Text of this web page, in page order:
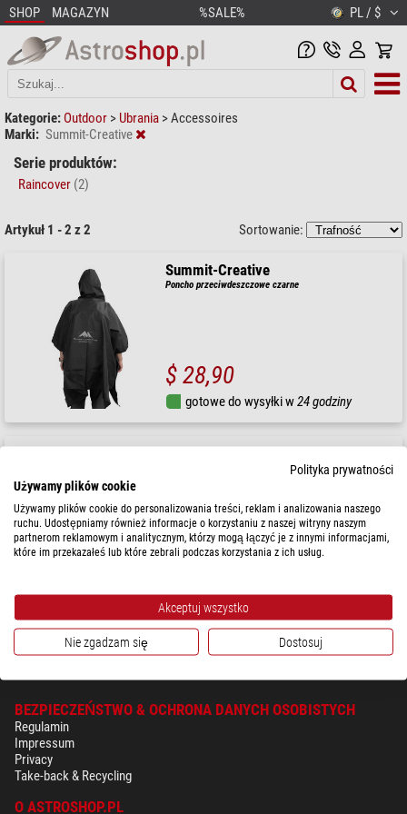
SHOP MAGAZYN %SALE% PL / $
Kategorie: Outdoor > Ubrania >Accessoires
Marki: Summit-Creative
Serie produktów:
Raincover (2)
Artykuł 1 - 2 z 2 Sortowanie:
Summit-Creative
Poncho przeciwdeszczowe czarne
$ 28,90
gotowe do wysyłki w24 godziny
Poncho przeciwdeszczowe pomarańczowe
$ 28,90
BEZPIECZEŃSTWO & OCHRONA DANYCH OSOBISTYCH
Regulamin
Impressum
Privacy
Take-back & Recycling
O ASTROSHOP.PL
Polityka prywatności
Używamy plików cookie
Używamy plików cookie do personalizowania treści, reklam i analizowania naszego
ruchu. Udostępniamy również informacje o korzystaniu z naszej witryny naszym
partnerom reklamowym i analitycznym, którzy mogą łączyć je z innymi informacjami,
które im przekazałeś lub które zebrali podczas korzystania z ich usług.
Akceptuj wszystko
Nie zgadzam się Dostosuj